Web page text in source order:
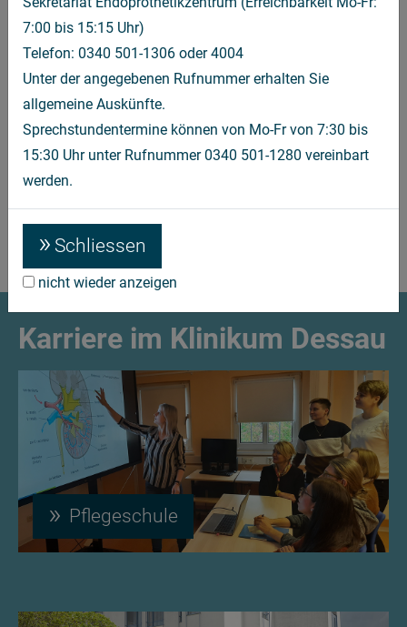
7:00 bis 15:15 Uhr)
Telefon: 0340 501-1306 oder 4004
Unter der angegebenen Rufnummer erhalten Sie
allgemeine Auskünfte.
Sprechstundentermine können von Mo-Fr von 7:30 bis
15:30 Uhr unter Rufnummer 0340 501-1280 vereinbart
werden.
Schliessen
nicht wieder anzeigen
Willkommen
Leistungsspektrum Endoprothetikzentrum
Sprechzeiten
Team
Kontakt
Karriere im Klinikum Dessau
Pflegeschule